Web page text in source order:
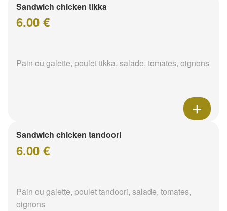
Sandwich chicken tikka
6.00 €
Pain ou galette, poulet tikka, salade, tomates, oignons
Sandwich chicken tandoori
6.00 €
Pain ou galette, poulet tandoori, salade, tomates,
oignons